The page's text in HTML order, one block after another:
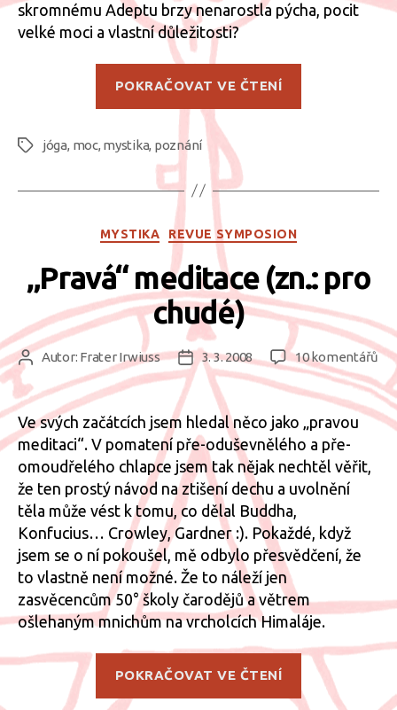
skromnému Adeptu brzy nenarostla pýcha, pocit
velké moci a vlastní důležitosti?
POKRAČOVAT VE ČTENÍ
Štítkyjóga, moc, mystika, poznání
Rubriky
MYSTIKA REVUE SYMPOSION
„Pravá“ meditace (zn.: pro
chudé)
Autor
příspěvku
Autor: Frater Irwiuss
Datum
příspěvku
3. 3. 2008 10 komentářůu
s
Ve svých začátcích jsem hledal něco jako „pravou
meditaci“. V pomatení pře-oduševnělého a pře-
omoudřelého chlapce jsem tak nějak nechtěl věřit,
že ten prostý návod na ztišení dechu a uvolnění
těla může vést k tomu, co dělal Buddha,
Konfucius… Crowley, Gardner :). Pokaždé, když
jsem se o ní pokoušel, mě odbylo přesvědčení, že
to vlastně není možné. Že to náleží jen
zasvěcencům 50° školy čarodějů a větrem
ošlehaným mnichům na vrcholcích Himaláje.
POKRAČOVAT VE ČTENÍ
„„Pravá“
meditace